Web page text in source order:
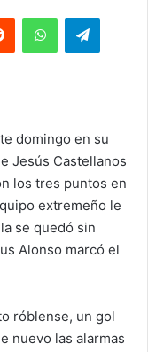
domingo en su
Jesús Castellanos
los tres puntos en
extremeño le
se quedó sin
Alonso marcó el
róblense, un gol
nuevo las alarmas